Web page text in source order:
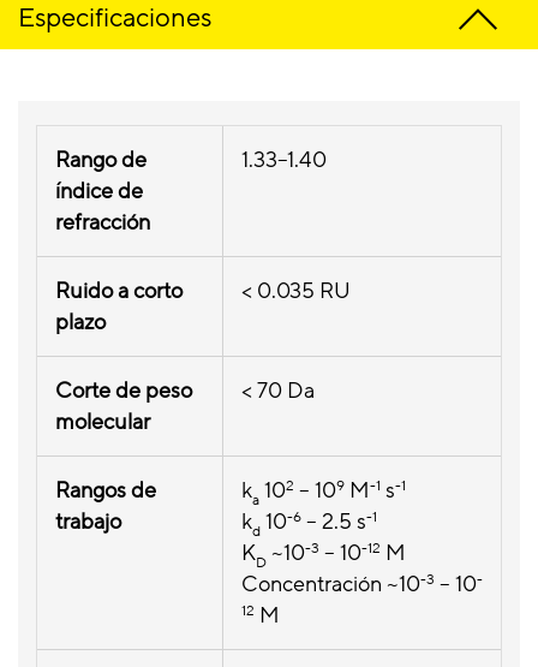
Especificaciones
Rango de
índice de
refracción
1.33–1.40
Ruido a corto
plazo
< 0.035 RU
Corte de peso
molecular
< 70 Da
Rangos de
trabajo
ka 102 – 109 M-1 s-1
kd 10-6 – 2.5 s-1
KD ~10-3 – 10-12 M
Concentración ~10-3 – 10-
12 M